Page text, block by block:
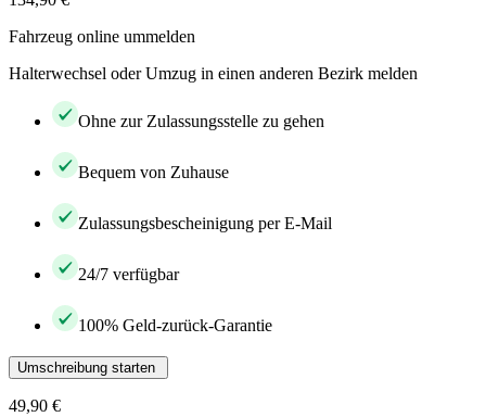
Fahrzeug online ummelden
Halterwechsel oder Umzug in einen anderen Bezirk melden
Ohne zur Zulassungsstelle zu gehen
Bequem von Zuhause
Zulassungsbescheinigung per E-Mail
24/7 verfügbar
100% Geld-zurück-Garantie
Umschreibung starten
49,90 €